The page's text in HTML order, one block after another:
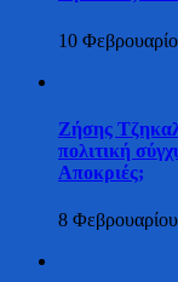
10
Ζήσης
πολιτική
Αποκριές;
8